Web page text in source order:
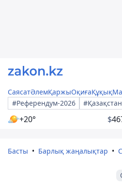
СаясатӘлемҚаржыОқиғаҚұқық
#Референдум-2026
+20° $
Басты Барлық жаңалықтар